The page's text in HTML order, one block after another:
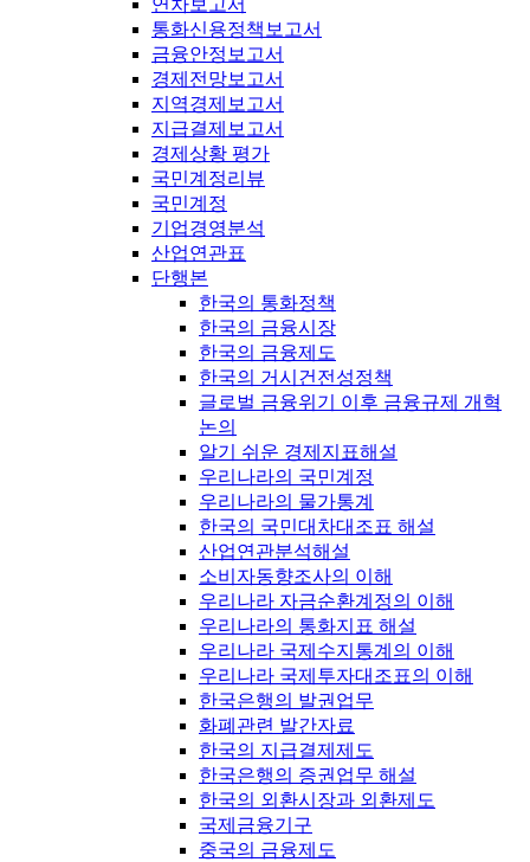
연차보고서
통화신용정책보고서
금융안정보고서
경제전망보고서
지역경제보고서
지급결제보고서
경제상황 평가
국민계정리뷰
국민계정
기업경영분석
산업연관표
단행본
한국의 통화정책
한국의 금융시장
한국의 금융제도
한국의 거시건전성정책
글로벌 금융위기 이후 금융규제 개혁
논의
알기 쉬운 경제지표해설
우리나라의 국민계정
우리나라의 물가통계
한국의 국민대차대조표 해설
산업연관분석해설
소비자동향조사의 이해
우리나라 자금순환계정의 이해
우리나라의 통화지표 해설
우리나라 국제수지통계의 이해
우리나라 국제투자대조표의 이해
한국은행의 발권업무
화폐관련 발간자료
한국의 지급결제제도
한국은행의 증권업무 해설
한국의 외환시장과 외환제도
국제금융기구
중국의 금융제도